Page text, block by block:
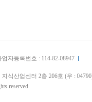
업자등록번호 : 114-82-08947
식산업센터 2층 206호 (우 :
reserved.